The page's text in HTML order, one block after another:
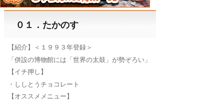
０１．たかのす
【紹介】＜１９９３年登録＞
「併設の博物館には「世界の太鼓」が勢ぞろい」
【イチ押し】
・ししとうチョコレート
【オススメメニュー】